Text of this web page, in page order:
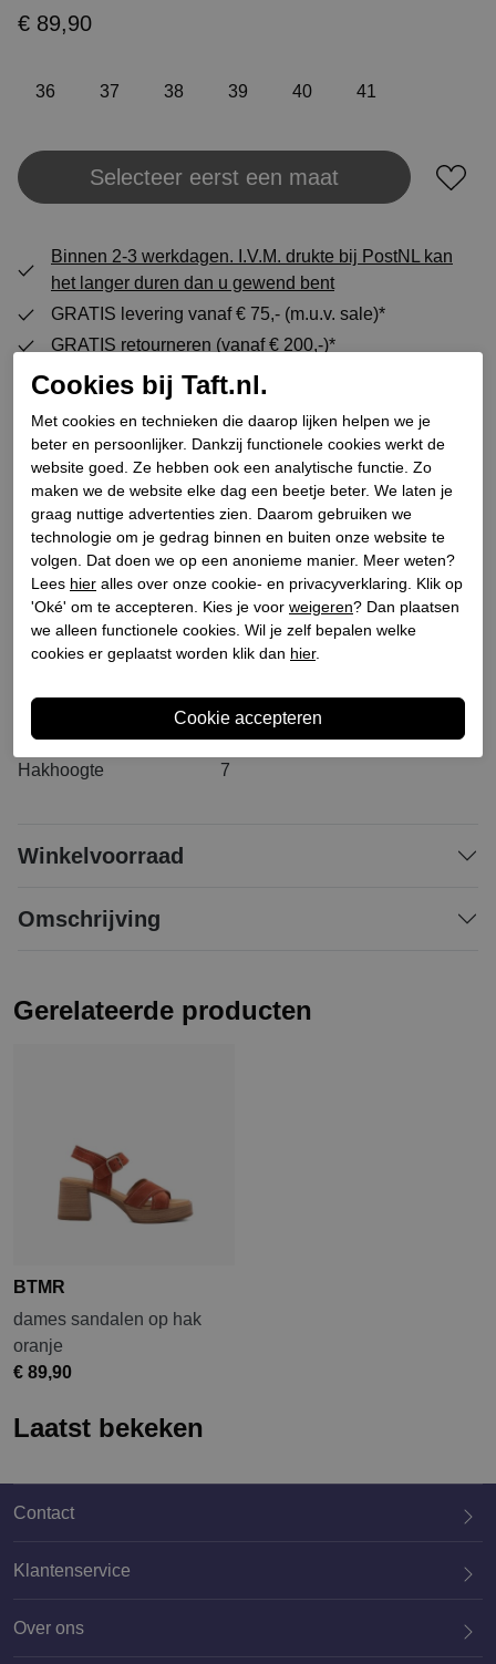
€ 89,90
36 37 38 39 40 41
Plaats in winkeltas
Selecteer eerst een maat
Binnen 2-3 werkdagen. I.V.M. drukte bij PostNL kan
het langer duren dan u gewend bent
GRATIS levering vanaf € 75,- (m.u.v. sale)*
GRATIS retourneren (vanaf € 200,-)*
30 DAGEN recht op retour
Specificaties
Merk
BTMR
Leveranciercode
R-145761
Categorie
Sandalen plateauzool
Kleur
Naturel
Bestelcode
126700031
Materiaal binnenkant
Leer/synthetisch
Materiaal zool
Rubber
Hakhoogte
7
Winkelvoorraad
Omschrijving
Gerelateerde producten
BTMR
dames sandalen op hak
oranje
€ 89,90
Laatst bekeken
Contact
020 659 3444
Klantenservice
Over ons
Cookies bij Taft.nl.
Met cookies en technieken die daarop lijken helpen we je
beter en persoonlijker. Dankzij functionele cookies werkt de
website goed. Ze hebben ook een analytische functie. Zo
maken we de website elke dag een beetje beter. We laten je
graag nuttige advertenties zien. Daarom gebruiken we
technologie om je gedrag binnen en buiten onze website te
volgen. Dat doen we op een anonieme manier. Meer weten?
Lees hier alles over onze cookie- en privacyverklaring. Klik op
'Oké' om te accepteren. Kies je voor weigeren? Dan plaatsen
we alleen functionele cookies. Wil je zelf bepalen welke
cookies er geplaatst worden klik dan hier.